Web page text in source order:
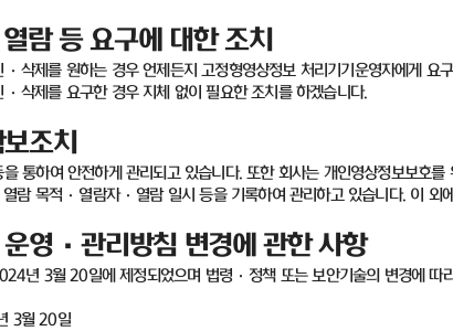
람 등 요구에 대한 조치
· 삭제를 원하는 경우 언제든지 고정형영상정보 처리기기운영자에게 요
· 삭제를 요구한 경우 지체 없이 필요한 조치를 하겠습니다.
조치
통하여 안전하게 관리되고 있습니다.또한 회사는 개인영상정보보호
열람 목적·열람자·열람 일시 등을 기록하여 관리하고 있습니다. 이 외
영·관리방침 변경에 관한 사항
년 3월20일에 제정되었으며 법령·정책 또는 보안기술의 변경에 따
3월20일